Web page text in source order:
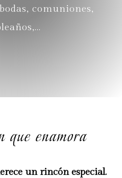
comuniones,
enamora
un rincón especial.